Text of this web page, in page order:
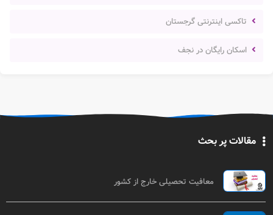
تاکسی اینترنتی گرجستان
اسکان رایگان در نجف
مقالات پر بحث
معافیت تحصیلی خارج از کشور